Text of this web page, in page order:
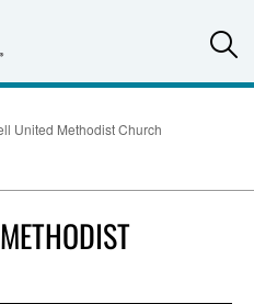
United Methodist Church